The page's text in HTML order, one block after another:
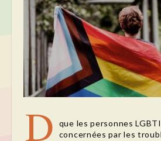
D
que les personnes
concernées par les